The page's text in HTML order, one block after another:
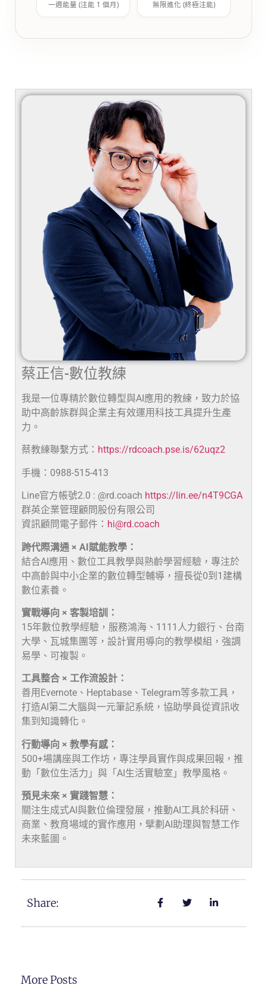
一週能量 (注能 1 個月) 無限進化 (終極注能)
蔡正信-數位教練
我是一位專精於數位轉型與AI應用的教練，致力於協
助中高齡族群與企業主有效運用科技工具提升生產
力。
蔡教練聯繫方式： https://rdcoach.pse.is/62uqz2
手機：0988-515-413
Line官方帳號2.0 : @rd.coach https://lin.ee/n4T9CGA
群英企業管理顧問股份有限公司
資訊顧問電子郵件： hi@rd.coach
跨代際溝通 × AI賦能教學：
結合AI應用、數位工具教學與熟齡學習經驗，專注於
中高齡與中小企業的數位轉型輔導，擅長從0到1建構
數位素養。
實戰導向 × 客製培訓：
15年數位教學經驗，服務鴻海、1111人力銀行、台南
大學、瓦城集團等，設計實用導向的教學模組，強調
易學、可複製。
工具整合 × 工作流設計：
善用Evernote、Heptabase、Telegram等多款工具，
打造AI第二大腦與一元筆記系統，協助學員從資訊收
集到知識轉化。
行動導向 × 教學有感：
500+場講座與工作坊，專注學員實作與成果回報，推
動「數位生活力」與「AI生活實驗室」教學風格。
預見未來 × 實踐智慧：
關注生成式AI與數位倫理發展，推動AI工具於科研、
商業、教育場域的實作應用，擘劃AI助理與智慧工作
未來藍圖。
Share:
More Posts